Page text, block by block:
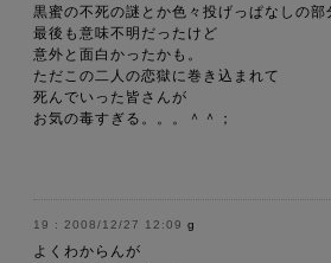
黒蜜の不死の謎とか色々投げっぱなしの部
最後も意味不明だったけど
意外と面白かったかも。
ただこの二人の恋獄に巻き込まれて
死んでいった皆さんが
お気の毒すぎる。。。＾＾；
2008/12/27 12:09 g
よくわからんが